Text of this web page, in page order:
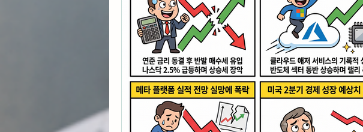
초간단 요리 레시피 미국 여행 정보